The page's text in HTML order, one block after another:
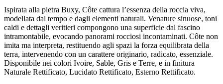
Ispirata alla pietra Buxy, Côte cattura l’essenza della roccia viva,
modellata dal tempo e dagli elementi naturali. Venature sinuose, toni
caldi e dettagli veritieri compongono una superficie dal fascino
intramontabile, evocando panorami rocciosi incontaminati. Côte non
imita ma interpreta, restituendo agli spazi la forza equilibrata della
terra, intervenendo con un carattere originario, radicato, essenziale.
Disponibile nei colori Ivoire, Sable, Gris e Terre, e in finitura
Naturale Rettificato, Lucidato Rettificato, Esterno Rettificato.